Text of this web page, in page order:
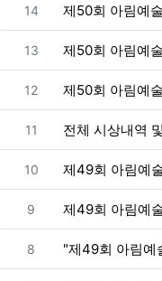
번호
14 제50회 아림예
번호
13 제50회 아림예
번호
12 제50회 아림예
번호
11 전체 시상내역
번호
10 제49회 아림예
번호
9 제49회 아림예
번호
8 "제49회 아림예